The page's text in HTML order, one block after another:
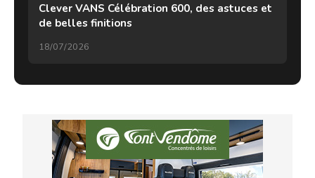
Clever VANS Célébration 600, des astuces et
de belles finitions
18/07/2026